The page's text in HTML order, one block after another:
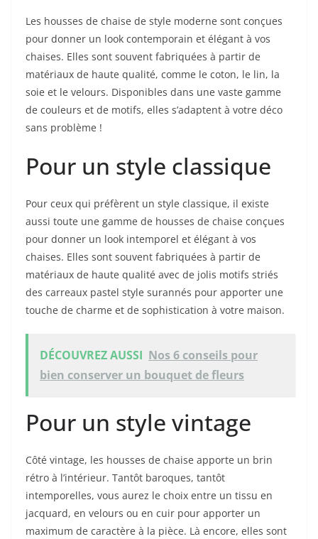
Les housses de chaise de style moderne sont conçues
pour donner un look contemporain et élégant à vos
chaises. Elles sont souvent fabriquées à partir de
matériaux de haute qualité, comme le coton, le lin, la
soie et le velours. Disponibles dans une vaste gamme
de couleurs et de motifs, elles s’adaptent à votre déco
sans problème !
Pour un style classique
Pour ceux qui préfèrent un style classique, il existe
aussi toute une gamme de housses de chaise conçues
pour donner un look intemporel et élégant à vos
chaises. Elles sont souvent fabriquées à partir de
matériaux de haute qualité avec de jolis motifs striés
des carreaux pastel style surannés pour apporter une
touche de charme et de sophistication à votre maison.
DÉCOUVREZ AUSSI Nos 6 conseils pour
bien conserver un bouquet de fleurs
Pour un style vintage
Côté vintage, les housses de chaise apporte un brin
rétro à l’intérieur. Tantôt baroques, tantôt
intemporelles, vous aurez le choix entre un tissu en
jacquard, en velours ou en cuir pour apporter un
maximum de caractère à la pièce. Là encore, elles sont